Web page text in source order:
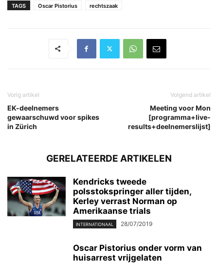
TAGS Oscar Pistorius rechtszaak
Vorig artikel
EK-deelnemers
gewaarschuwd voor spikes
in Zürich
Volgend artikel
Meeting voor Mon
[programma+live-
results+deelnemerslijst]
GERELATEERDE ARTIKELEN
Kendricks tweede
polsstokspringer aller tijden,
Kerley verrast Norman op
Amerikaanse trials
INTERNATIONAAL 28/07/2019
Oscar Pistorius onder vorm van
huisarrest vrijgelaten